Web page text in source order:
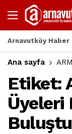
Arnavutköy Haber
Ana sayfa
Etiket:
Üyeleri
Buluştu